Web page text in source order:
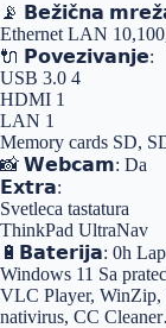
📡 𝗕𝗲𝘇̌𝗶𝗰̌𝗻𝗮
Ethernet LAN
🔌 𝗣𝗼𝘃𝗲𝘇𝗶𝘃𝗮𝗻𝗷𝗲:
USB 3.0 4
HDMI 1
LAN 1
Memory cards SD,
📸 𝗪𝗲𝗯𝗰𝗮𝗺: Da
𝗘𝘅𝘁𝗿𝗮:
Svetleca tastatura
ThinkPad UltraNav
🔋𝗕𝗮𝘁𝗲𝗿𝗶𝗷𝗮: 0h
Windows 11 Sa
VLC Player, WinZip,
nativirus, CC